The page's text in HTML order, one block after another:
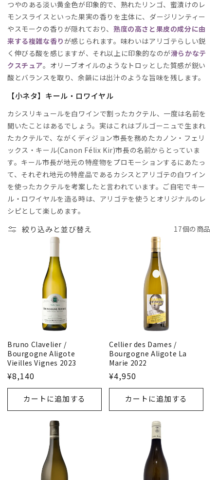
つやのある淡い黄金色が印象的で、熟れたリンゴ、蜜漬けのレ
モンスライスといった果実の香りを主体に、ダージリンティー
やスモークの香りが隠れており、熟度の高さと果皮の成分に由
来する複雑な香りが感じられます。味わいはアリゴテらしい鋭
く伸びる酸を感じますが、それ以上に印象的なのが滑らかなテ
クスチュア。オリーブオイルのようなトロッとした質感が鋭い
酸とバランスを取り、余韻には出汁のような旨味を残します。
【小ネタ】キール・ロワイヤル
カシスリキュールを白ワインで割ったカクテル、一度は名前を
聞いたことはあるでしょう。実はこれはブルゴーニュで生まれ
たカクテルで、ながくディジョン市長を務めたカノン・フェリ
ックス・キール(Canon Félix Kir)市長の名前からとっていま
す。キール市長が地元の特産物をプロモーションするにあたっ
て、それぞれ地元の特産品であるカシスとアリゴテの白ワイン
を使ったカクテルを考案したと言われています。ご自宅でキー
ル・ロワイヤルを造る時は、アリゴテを使うとオリジナルのレ
シピとして楽しめます。
絞り込みと並び替え 17個の商品
Bruno Clavelier /
Bourgogne Aligote
Vieilles Vignes 2023
¥8,140
カートに追加する
Cellier des Dames /
Bourgogne Aligote La
Marie 2022
¥4,950
カートに追加する